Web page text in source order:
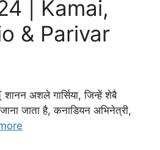
| Kamai,
& Parivar
अशले गार्सिया, जिन्हें शेबै
जाता है, कनाडियन अभिनेत्री,